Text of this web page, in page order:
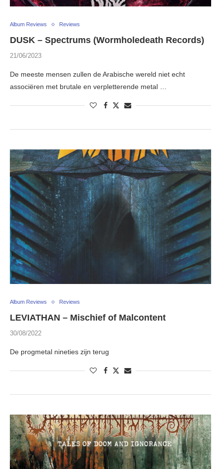
Album Reviews Reviews
DUSK – Spectrums (Wormholedeath Records)
21/06/2023
De meeste mensen zullen de Arabische wereld niet echt
associëren met brutale en verpletterende metal …
Album Reviews Reviews
LEVIATHAN – Mischief of Malcontent
30/08/2022
De progmetal nineties zijn terug